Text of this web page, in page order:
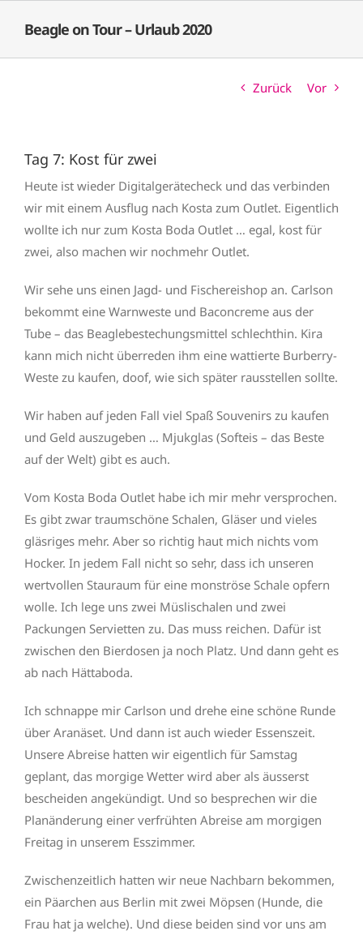
Inhalt
springen
Beagle on Tour – Urlaub 2020
Zurück Vor
Tag 7: Kost für zwei
Heute ist wieder Digitalgerätecheck und das verbinden
wir mit einem Ausflug nach Kosta zum Outlet. Eigentlich
wollte ich nur zum Kosta Boda Outlet … egal, kost für
zwei, also machen wir nochmehr Outlet.
Wir sehe uns einen Jagd- und Fischereishop an. Carlson
bekommt eine Warnweste und Baconcreme aus der
Tube – das Beaglebestechungsmittel schlechthin. Kira
kann mich nicht überreden ihm eine wattierte Burberry-
Weste zu kaufen, doof, wie sich später rausstellen sollte.
Wir haben auf jeden Fall viel Spaß Souvenirs zu kaufen
und Geld auszugeben … Mjukglas (Softeis – das Beste
auf der Welt) gibt es auch.
Vom Kosta Boda Outlet habe ich mir mehr versprochen.
Es gibt zwar traumschöne Schalen, Gläser und vieles
gläsriges mehr. Aber so richtig haut mich nichts vom
Hocker. In jedem Fall nicht so sehr, dass ich unseren
wertvollen Stauraum für eine monströse Schale opfern
wolle. Ich lege uns zwei Müslischalen und zwei
Packungen Servietten zu. Das muss reichen. Dafür ist
zwischen den Bierdosen ja noch Platz. Und dann geht es
ab nach Hättaboda.
Ich schnappe mir Carlson und drehe eine schöne Runde
über Aranäset. Und dann ist auch wieder Essenszeit.
Unsere Abreise hatten wir eigentlich für Samstag
geplant, das morgige Wetter wird aber als äusserst
bescheiden angekündigt. Und so besprechen wir die
Planänderung einer verfrühten Abreise am morgigen
Freitag in unserem Esszimmer.
Zwischenzeitlich hatten wir neue Nachbarn bekommen,
ein Päarchen aus Berlin mit zwei Möpsen (Hunde, die
Frau hat ja welche). Und diese beiden sind vor uns am